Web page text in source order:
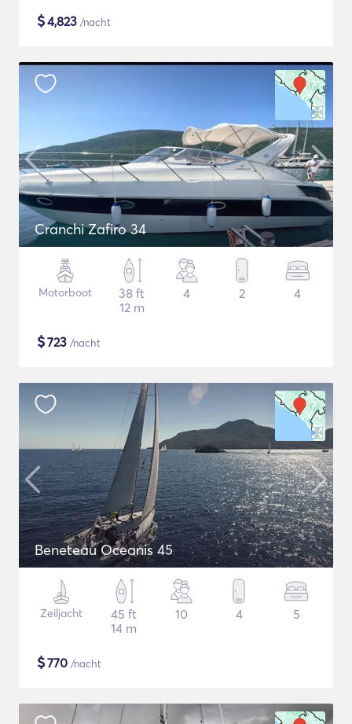
$4,823 /nacht
Cranchi Zafiro 34
Motorboot
38 ft
12 m
4 2 4
$723 /nacht
Beneteau Oceanis 45
Zeiljacht
45 ft
14 m
10 4 5
$770 /nacht